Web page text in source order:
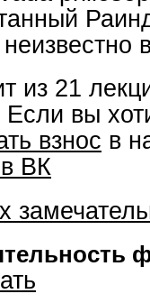
из 21
Если вы
взнос в
ВК